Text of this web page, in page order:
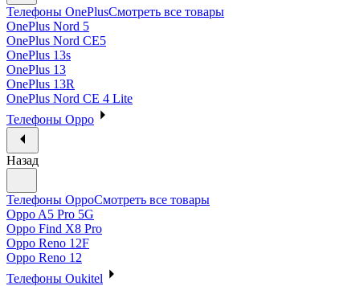
Телефоны OnePlusСмотреть все товары
OnePlus Nord 5
OnePlus Nord CE5
OnePlus 13s
OnePlus 13
OnePlus 13R
OnePlus Nord CE 4 Lite
Телефоны Oppo
Назад
Телефоны OppoСмотреть все товары
Oppo A5 Pro 5G
Oppo Find X8 Pro
Oppo Reno 12F
Oppo Reno 12
Телефоны Oukitel